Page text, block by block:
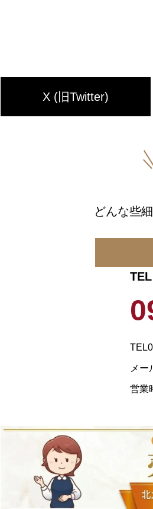
X (旧Twitter)
どんな些
TEL
TEL
メー
営業